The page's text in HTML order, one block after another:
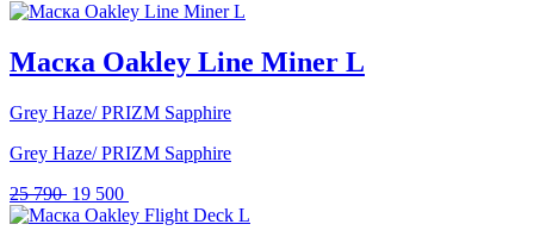
Маска Oakley Line Miner L
Grey Haze/ PRIZM Sapphire
Grey Haze/ PRIZM Sapphire
25 790 Первоначальная
цена
19 500
цена: